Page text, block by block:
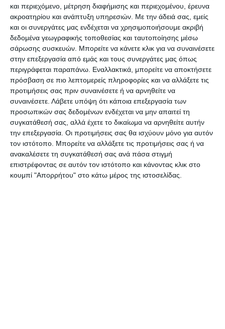
και περιεχόμενο, μέτρηση διαφήμισης και περιεχομένου, έρευνα
ακροατηρίου και ανάπτυξη υπηρεσιών. Με την άδειά σας, εμείς
και οι συνεργάτες μας ενδέχεται να χρησιμοποιήσουμε ακριβή
δεδομένα γεωγραφικής τοποθεσίας και ταυτοποίησης μέσω
σάρωσης συσκευών. Μπορείτε να κάνετε κλικ για να συναινέσετε
στην επεξεργασία από εμάς και τους συνεργάτες μας όπως
περιγράφεται παραπάνω. Εναλλακτικά, μπορείτε να αποκτήσετε
πρόσβαση σε πιο λεπτομερείς πληροφορίες και να αλλάξετε τις
προτιμήσεις σας πριν συναινέσετε ή να αρνηθείτε να
συναινέσετε. Λάβετε υπόψη ότι κάποια επεξεργασία των
προσωπικών σας δεδομένων ενδέχεται να μην απαιτεί τη
συγκατάθεσή σας, αλλά έχετε το δικαίωμα να αρνηθείτε αυτήν
την επεξεργασία. Οι προτιμήσεις σας θα ισχύουν μόνο για αυτόν
τον ιστότοπο. Μπορείτε να αλλάξετε τις προτιμήσεις σας ή να
ανακαλέσετε τη συγκατάθεσή σας ανά πάσα στιγμή
επιστρέφοντας σε αυτόν τον ιστότοπο και κάνοντας κλικ στο
κουμπί "Απορρήτου" στο κάτω μέρος της ιστοσελίδας.
αρχή αντί του τραυματία Ψάρρη. Δεξιά έπαιξε ο
Σολομωνίδης αντί του Γραμματικόπουλου (έχασε
πολλές προπονήσεις μέσα στην εβδομάδα) ενώ
αριστερά διατηρήθηκε ο Μενίκου. Τέλος την θέση
του Γιαλαμή στην «κορυφή» της επίθεσης πήρε ο
Φώτης Χατζηβαλσάμης που πήρε την ευκαιρία
του και ξεκίνησε από την αρχή.
Μπήκε δυνατά και απείλησε εις διπλούν με
Κερμενίδη!
Η ομάδα μπήκε πολύ καλά στον αγωνιστικό χώρο,
έχοντας πάθος και πίστη στον εαυτό της, ότι